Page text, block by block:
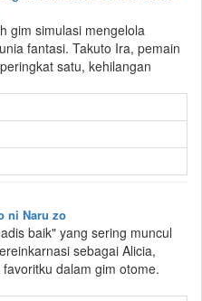
gim simulasi mengelola
fantasi. Takuto Ira, pemain
satu, kehilangan
ni Naru zo
baik" yang sering muncul
sebagai Alicia,
dalam gim otome.